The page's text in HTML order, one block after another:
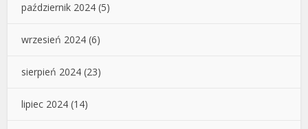
październik 2024 (5)
wrzesień 2024 (6)
sierpień 2024 (23)
lipiec 2024 (14)